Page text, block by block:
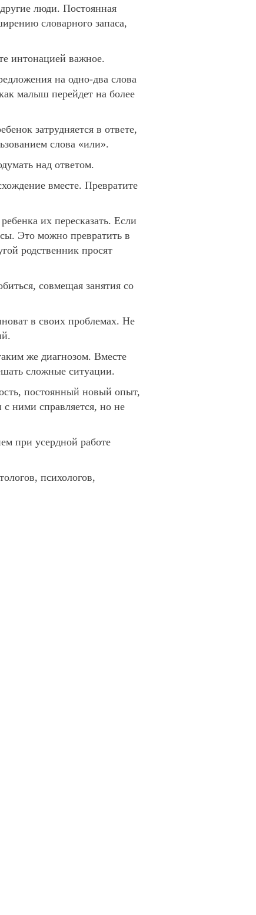
люди. Постоянная
словарного запаса,
интонацией важное.
на одно-два слова
малыш перейдет на более
затрудняется в ответе,
слова «или».
над ответом.
вместе. Превратите
их пересказать. Если
Это можно превратить в
родственник просят
совмещая занятия со
в своих проблемах. Не
же диагнозом. Вместе
сложные ситуации.
постоянный новый опыт,
с ними справляется, но не
при усердной работе
психологов,